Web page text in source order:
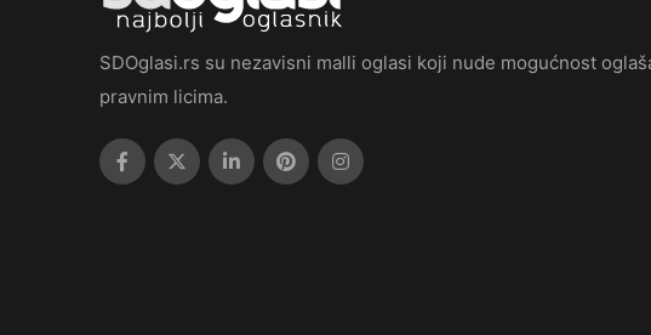
SDOglasi.rs su nezavisni malli oglasi koji nude mogućnost
pravnim licima.